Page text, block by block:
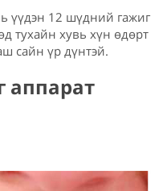
үүдэн 12 шүдний гажиг
тухайн хувь хүн өдөрт
сайн үр дүнтэй.
аппарат